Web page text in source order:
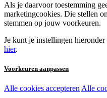
Als je daarvoor toestemming
marketingcookies. Die stellen
stemmen op jouw voorkeuren.
Je kunt je instellingen
hier.
Voorkeuren aanpassen
Noodzakelijke cookies:
Alle cookies accepteren Alle